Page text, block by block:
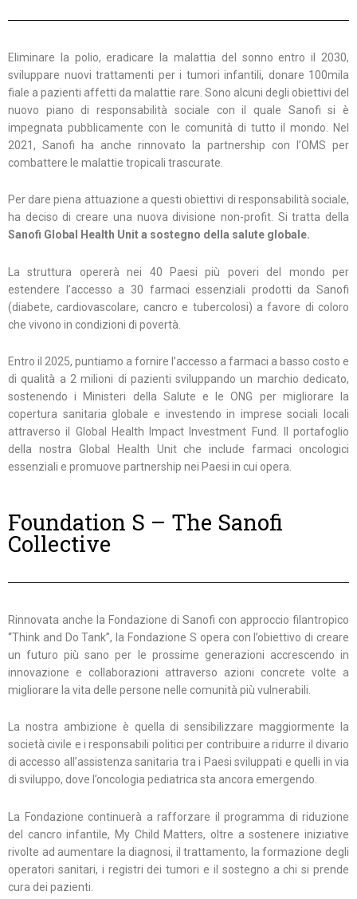
Eliminare la polio, eradicare la malattia del sonno entro il 2030,
sviluppare nuovi trattamenti per i tumori infantili, donare 100mila
fiale a pazienti affetti da malattie rare. Sono alcuni degli obiettivi del
nuovo piano di responsabilità sociale con il quale Sanofi si è
impegnata pubblicamente con le comunità di tutto il mondo. Nel
2021, Sanofi ha anche rinnovato la partnership con l’OMS per
combattere le malattie tropicali trascurate.
Per dare piena attuazione a questi obiettivi di responsabilità sociale,
ha deciso di creare una nuova divisione non-profit. Si tratta della
Sanofi Global Health Unit a sostegno della salute globale.
La struttura opererà nei 40 Paesi più poveri del mondo per
estendere l’accesso a 30 farmaci essenziali prodotti da Sanofi
(diabete, cardiovascolare, cancro e tubercolosi) a favore di coloro
che vivono in condizioni di povertà.
Entro il 2025, puntiamo a fornire l’accesso a farmaci a basso costo e
di qualità a 2 milioni di pazienti sviluppando un marchio dedicato,
sostenendo i Ministeri della Salute e le ONG per migliorare la
copertura sanitaria globale e investendo in imprese sociali locali
attraverso il Global Health Impact Investment Fund. Il portafoglio
della nostra Global Health Unit che include farmaci oncologici
essenziali e promuove partnership nei Paesi in cui opera.
Foundation S – The Sanofi
Collective
Rinnovata anche la Fondazione di Sanofi con approccio filantropico
“Think and Do Tank”, la Fondazione S opera con l’obiettivo di creare
un futuro più sano per le prossime generazioni accrescendo in
innovazione e collaborazioni attraverso azioni concrete volte a
migliorare la vita delle persone nelle comunità più vulnerabili.
La nostra ambizione è quella di sensibilizzare maggiormente la
società civile e i responsabili politici per contribuire a ridurre il divario
di accesso all’assistenza sanitaria tra i Paesi sviluppati e quelli in via
di sviluppo, dove l’oncologia pediatrica sta ancora emergendo.
La Fondazione continuerà a rafforzare il programma di riduzione
del cancro infantile, My Child Matters, oltre a sostenere iniziative
rivolte ad aumentare la diagnosi, il trattamento, la formazione degli
operatori sanitari, i registri dei tumori e il sostegno a chi si prende
cura dei pazienti.